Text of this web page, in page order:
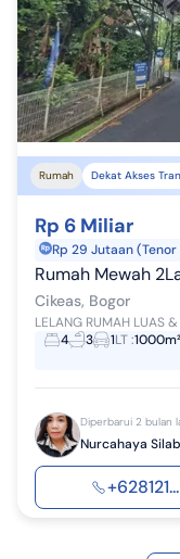
Rumah Dekat Akses
Rp 6 Miliar
Rp 29 Jutaan (Tenor
Rumah Mewah
Cikeas, Bogor
4
3 1LT:1000m²
Diperbarui 2 bulan
Nurcahaya
+628121...